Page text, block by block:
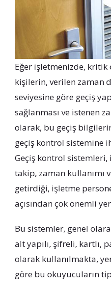
Eğer işletmenizde,
kişilerin, verilen zaman
seviyesine göre geçiş
sağlanması ve istenen
olarak, bu geçiş
geçiş kontrol sistemine
Geçiş kontrol
takip, zaman kullanımı
getirdiği, işletme
açısından çok önemli
Bu sistemler, genel
alt yapılı, şifreli, kartlı,
olarak kullanılmakta,
göre bu okuyucuların